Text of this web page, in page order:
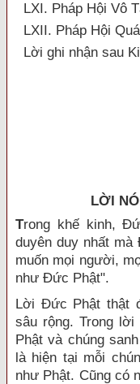
LXI. Pháp Hội Vô
LXII. Pháp Hội
Lời ghi nhận sau
LỜI
Trong khế kinh,
duyên duy nhất
muốn mọi người,
như Đức Phật".
Lời Đức Phật thật
sâu rộng. Trong
Phật và chúng
là hiện tại mỗi
như Phật. Cũng có